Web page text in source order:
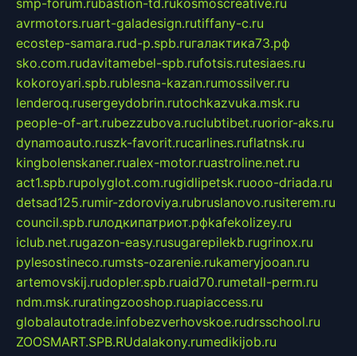
smp-forum.rubastion-td.rukosmoscreative.ru
avrmotors.ruart-galadesign.rutiffany-c.ru
ecostep-samara.rud-p.spb.ruгалактика73.рф
sko.com.rudavitamebel-spb.rufotsis.rutesiaes.ru
kokoroyari.spb.rublesna-kazan.rumossilver.ru
lenderoq.rusergeydobrin.rutochkazvuka.msk.ru
people-of-art.rubezzubova.ruclubtibet.ruorior-aks.ru
dynamoauto.ruszk-favorit.rucarlines.ruflatnsk.ru
kingbolenskaner.rualex-motor.ruastroline.net.ru
act1.spb.rupolyglot.com.rugidlipetsk.ruooo-driada.ru
detsad125.rumir-zdoroviya.rubruslanovo.rusiterem.ru
council.spb.ruлодкипатриот.рфkafekolizey.ru
iclub.net.rugazon-easy.rusugarepilekb.rugrinox.ru
pylesostineco.rumsts-ozarenie.rukameryjooan.ru
artemovskij.rudopler.spb.ruaid70.rumetall-perm.ru
ndm.msk.ruratingzooshop.ruapiaccess.ru
globalautotrade.infobezverhovskoe.rudrsschool.ru
ZOOSMART.SPB.RUdalakony.rumedikijob.ru